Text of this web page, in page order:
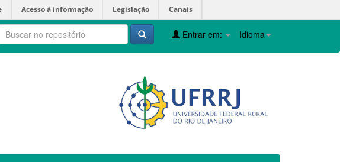
Acesso à informação Legislação Canais
Idioma
Entrar em: